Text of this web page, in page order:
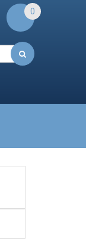
0